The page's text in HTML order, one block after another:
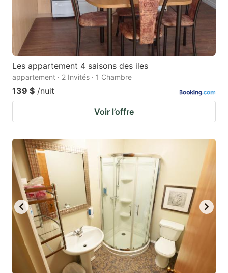
Les appartement 4 saisons des iles
appartement · 2 Invités · 1 Chambre
139 $ /nuit
Voir l’offre